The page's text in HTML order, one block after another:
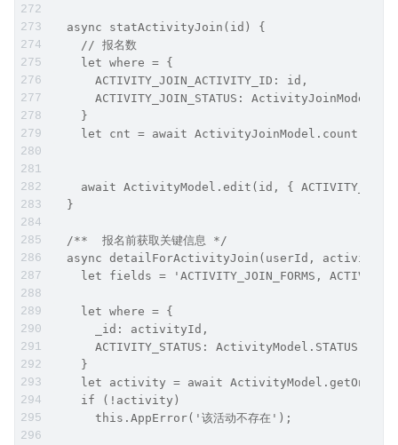
  async statActivityJoin(id) {
    // 报名数
    let where = {
      ACTIVITY_JOIN_ACTIVITY_ID: id,
ACTIVITY_JOIN_STATUS:
    }
let cnt = await
await ActivityModel.edit(id, {
  }
  /**  报名前获取关键信息 */
async detailForActivityJoin(userId,
let fields = 'ACTIVITY_JOIN_FORMS,
    let where = {
      _id: activityId,
ACTIVITY_STATUS:
    }
let activity = await
    if (!activity)
      this.AppError('该活动不存在');